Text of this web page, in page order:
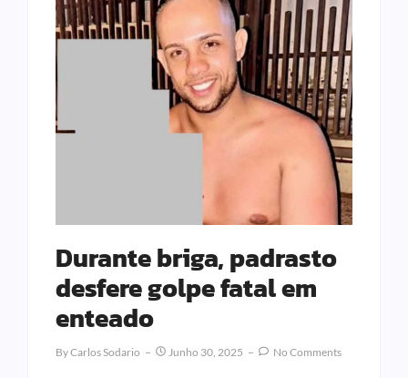
Durante briga, padrasto
desfere golpe fatal em
enteado
ByCarlos Sodario Junho 30, 2025 No Comments